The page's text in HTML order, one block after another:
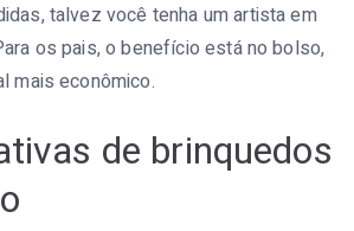
talvez você tenha um artista em
os pais, o benefício está no bolso,
mais econômico.
de brinquedos